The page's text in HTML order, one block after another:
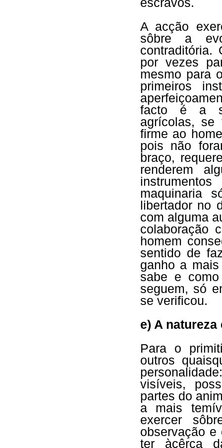
escravos.
A acção
sôbre a
contraditória.
por vezes
mesmo para
primeiros
facto é a
agrícolas, se
firme ao
pois não
braço,
renderem
maquinaria
libertador no
com alguma
colaboração
homem
sentido de
ganho a
sabe e
seguem, só
se verificou.
e) A
Para o
outros
visíveis,
partes do
a mais
exercer
observação e
ter àcêrca